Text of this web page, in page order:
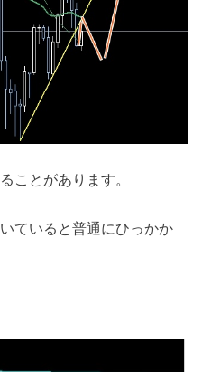
ことがあります。
ていると普通にひっかか